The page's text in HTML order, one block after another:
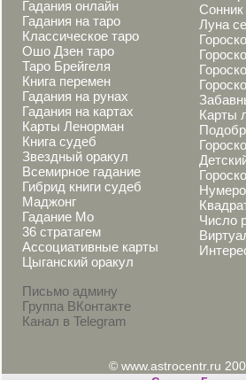
Гадания онлайн
Гадания на таро
Классическое таро
Ошо Дзен таро
Таро Брейгеля
Книга перемен
Гадания на рунах
Гадания на картах
Карты Ленорман
Книга судеб
Звездный оракул
Всемирное гадание
Гибрид книги судеб
Маджонг
Гадание Мо
36 стратагем
Ассоциативные карты
Цыганский оракул
Письмо админу
Группа ВКонтакте
Канал в Telegram
Сонник
Луна
Карты
Число
© www.astrocentr.ru